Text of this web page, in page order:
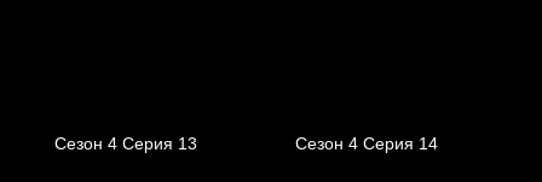
Сезон 4 Серия 13 Сезон 4 Серия 14